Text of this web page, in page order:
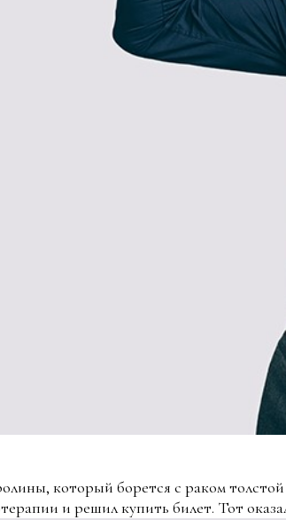
который борется с раком
и решил купить билет. Тот